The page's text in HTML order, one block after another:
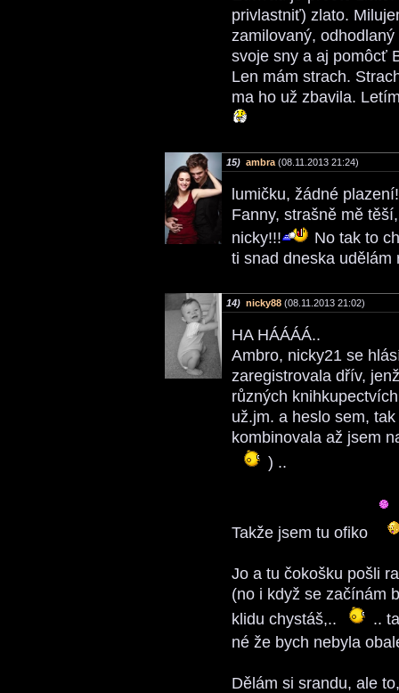
privlastniť) zlato.
zamilovaný,
svoje sny a aj pomôcť
Len mám strach.
ma ho už zbavila.
15) ambra (08.11.2013 21:24)
lumičku, žádné
Fanny, strašně mě
nicky!!!
No tak to
ti snad dneska
14) nicky88 (08.11.2013 21:02)
HA HÁÁÁÁ..
Ambro, nicky21 se
zaregistrovala dřív,
různých
už.jm. a heslo sem,
kombinovala až jsem
) ..
Takže jsem tu ofiko
Jo a tu čokošku pošli
(no i když se začínám
klidu chystáš,..
..
né že bych nebyla
Dělám si srandu, ale